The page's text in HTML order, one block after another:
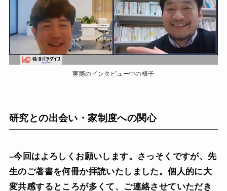
実際のインタビュー中の様子
研究との出会い・家制度への関心
–今回はよろしくお願いします。さっそくですが、先
生のご著書を何冊か拝読いたしました。個人的に大
変共感するところが多くて、ご連絡させていただき